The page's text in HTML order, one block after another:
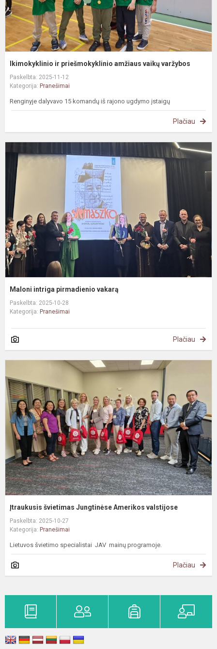
Ikimokyklinio ir priešmokyklinio amžiaus vaikų varžybos
Paskelbta: 2025-11-12
Kategorija: Pranešimai
Renginyje dalyvavo 15 komandų iš rajono ugdymo įstaigų
Plačiau
Maloni intriga pirmadienio vakarą
Paskelbta: 2025-10-28
Kategorija: Pranešimai
Plačiau
Įtraukusis švietimas Jungtinėse Amerikos valstijose
Paskelbta: 2025-10-27
Kategorija: Pranešimai
Lietuvos švietimo specialistai JAV mainų programoje.
Plačiau